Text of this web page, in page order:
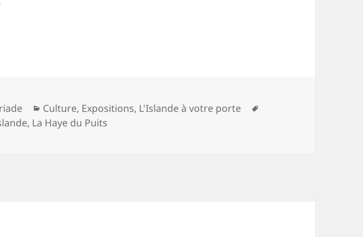
Catégories
Culture, Expositions, L'Islande à votre porte
, La Haye du Puits